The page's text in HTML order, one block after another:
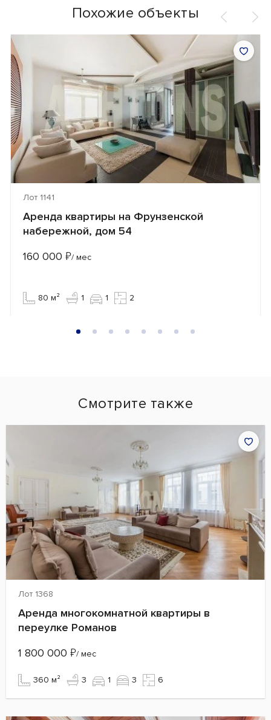
Похожие объекты
Лот 1141
Аренда квартиры на Фрунзенской
набережной, дом 54
160 000 ₽/ мес
80 м² 1 1 2
Смотрите также
Лот 1368
Аренда многокомнатной квартиры в
переулке Романов
1 800 000 ₽/ мес
360 м² 3 1 3 6